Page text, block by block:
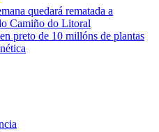
quedará rematada a
Camiño do Litoral
preto de 10 millóns de plantas